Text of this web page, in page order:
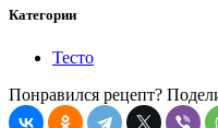
Категории
Тесто
Понравился рецепт?